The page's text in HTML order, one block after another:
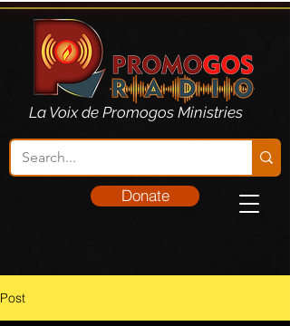
La Voix de Promogos Ministries
Donate
Post